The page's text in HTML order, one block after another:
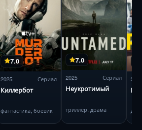
7.0
2025 Сериал
Киллербот
фантастика, боевик
7.0
2025 Сериал
Неукротимый
триллер, драма
2025